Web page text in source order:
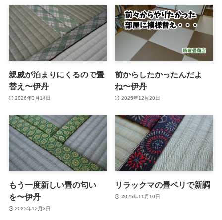
親戚が泊まりにくるので畳
替え〜伊丹
2026年3月14日
前からしたかったんだよ
ね〜伊丹
2025年12月20日
もう一度新しい畳の匂い
を〜伊丹
2025年12月3日
リラックマの畳ベリで新調
2025年11月10日